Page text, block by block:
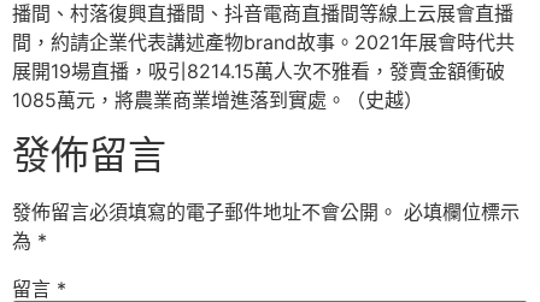
播間、村落復興直播間、抖音電商直播間等線上云展會直播
間，約請企業代表講述產物brand故事。2021年展會時代共
展開19場直播，吸引8214.15萬人次不雅看，發賣金額衝破
1085萬元，將農業商業增進落到實處。（史越）
發佈留言
發佈留言必須填寫的電子郵件地址不會公開。 必填欄位標示
為 *
留言 *